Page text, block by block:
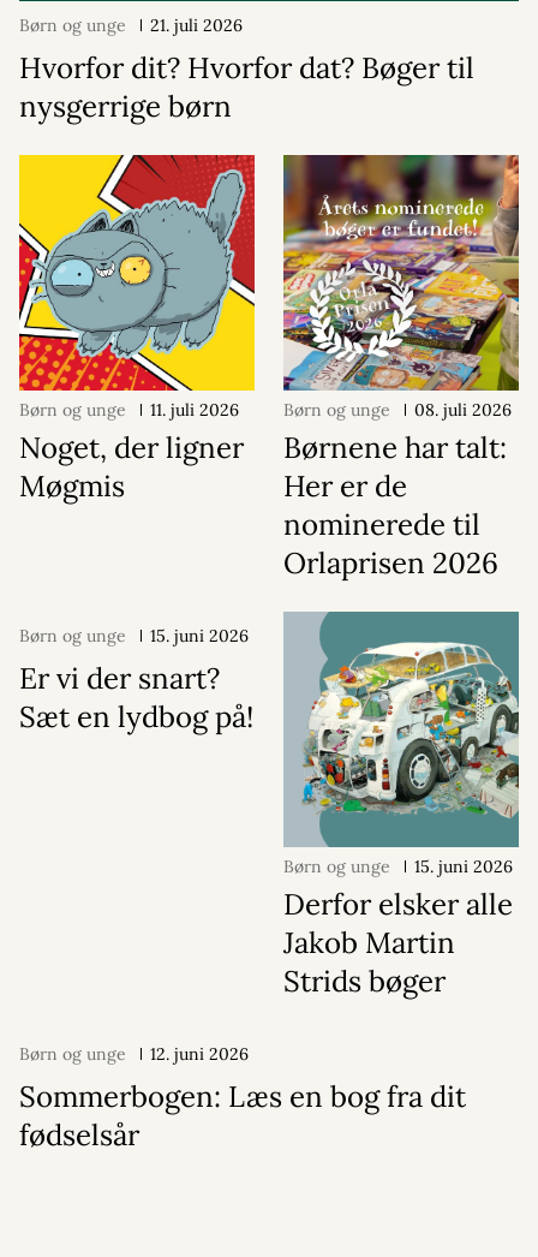
Børn og unge 21. juli 2026
Hvorfor dit? Hvorfor dat? Bøger til
nysgerrige børn
Børn og unge 11. juli 2026
Noget, der ligner
Møgmis
Børn og unge 08. juli 2026
Børnene har talt:
Her er de
nominerede til
Orlaprisen 2026
Børn og unge 15. juni 2026
Er vi der snart?
Sæt en lydbog på!
Børn og unge 15. juni 2026
Derfor elsker alle
Jakob Martin
Strids bøger
Børn og unge 12. juni 2026
Sommerbogen: Læs en bog fra dit
fødselsår